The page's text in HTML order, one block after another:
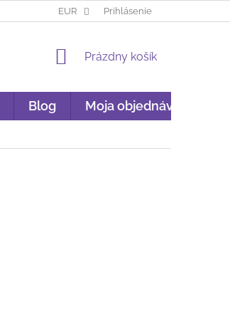
GARANCIA ORIGINALITY
EUR Prihlásenie
NÁKUPNÝ
Prázdny košík
Blog Moja objednávka